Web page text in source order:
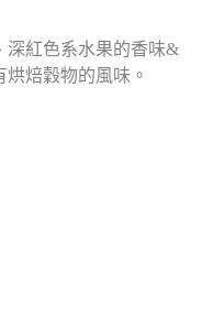
深紅色系水果的香味&
焙穀物的風味。